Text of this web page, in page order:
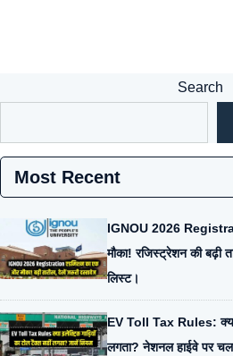
Search
Most Recent
IGNOU 2026
मौका! रजिस्ट्रेशन की बढ़ी
लिस्ट।
EV Toll Tax Rules: क्या
लगता? नेशनल हाईवे पर